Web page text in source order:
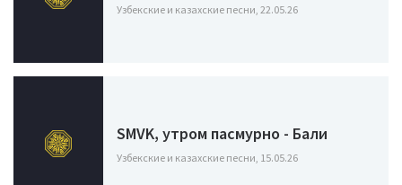
Узбекские и казахские песни, 22.05.26
SMVK, утром пасмурно - Бали
Узбекские и казахские песни, 15.05.26